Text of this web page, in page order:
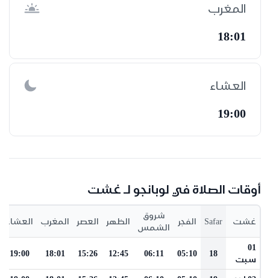
المغرب
18:01
العشاء
19:00
أوقات الصلاة في لوبانجو لـ غشت
غشت Safar الفجر
شروق
الشمس
الظهر العصر المغرب العشاء
01
سبت
18
05:10
06:11
12:45
15:26
18:01
19:00